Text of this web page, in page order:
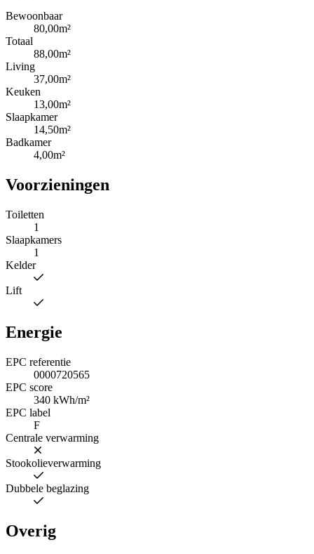
Bewoonbaar
80,00m²
Totaal
88,00m²
Living
37,00m²
Keuken
13,00m²
Slaapkamer
14,50m²
Badkamer
4,00m²
Voorzieningen
Toiletten
1
Slaapkamers
1
Kelder
Lift
Energie
EPC referentie
0000720565
EPC score
340 kWh/m²
EPC label
F
Centrale verwarming
Stookolieverwarming
Dubbele beglazing
Overig